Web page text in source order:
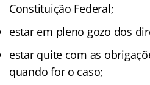
Constituição Federal;
estar em pleno gozo dos
estar quite com as
quando for o caso;